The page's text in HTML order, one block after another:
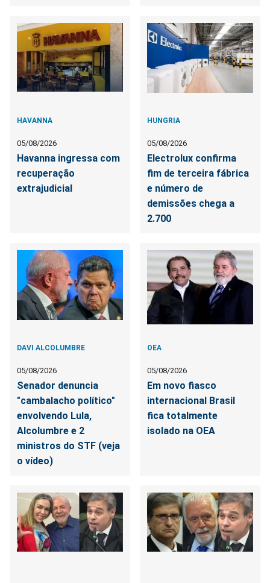
HAVANNA
05/08/2026
Havanna ingressa com
recuperação
extrajudicial
HUNGRIA
05/08/2026
Electrolux confirma
fim de terceira fábrica
e número de
demissões chega a
2.700
DAVI ALCOLUMBRE
05/08/2026
Senador denuncia
"cambalacho político"
envolvendo Lula,
Alcolumbre e 2
ministros do STF (veja
o vídeo)
OEA
05/08/2026
Em novo fiasco
internacional Brasil
fica totalmente
isolado na OEA